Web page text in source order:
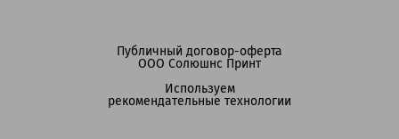
Публичный договор-оферта
ООО Солюшнс Принт
Используем
рекомендательные технологии